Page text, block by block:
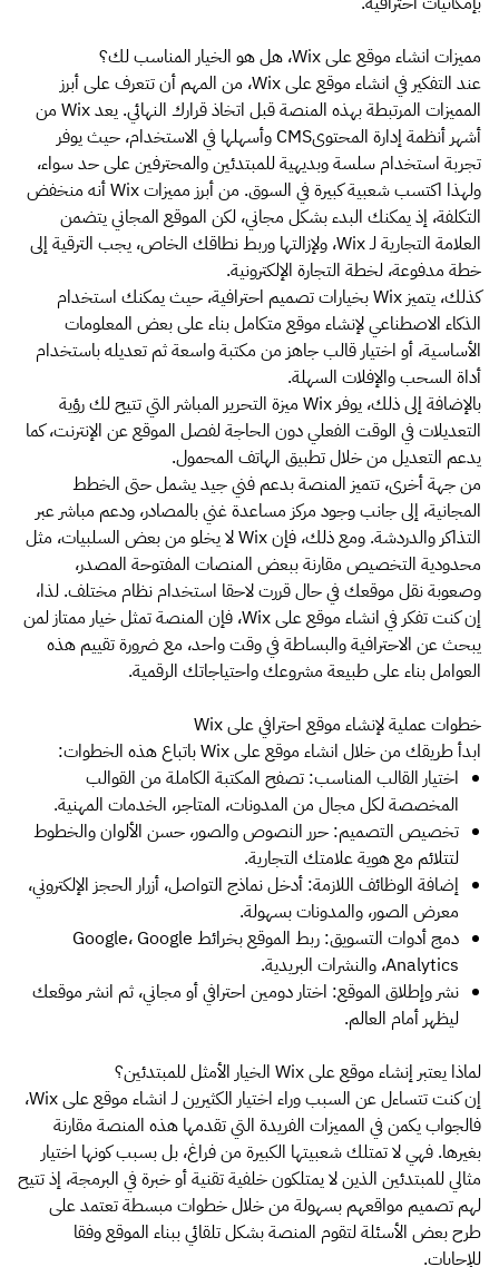
مميزات انشاء موقع على Wix، هل هو الخيار المناسب لك؟
عند التفكير في انشاء موقع على Wix، من المهم أن تتعرف على أبرز
المميزات المرتبطة بهذه المنصة قبل اتخاذ قرارك النهائي. يعد Wix من
أشهر أنظمة إدارة المحتوىCMS وأسهلها في الاستخدام، حيث يوفر
تجربة استخدام سلسة وبديهية للمبتدئين والمحترفين على حد سواء،
ولهذا اكتسب شعبية كبيرة في السوق. من أبرز مميزات Wix أنه منخفض
التكلفة، إذ يمكنك البدء بشكل مجاني، لكن الموقع المجاني يتضمن
العلامة التجارية لـ Wix، ولإزالتها وربط نطاقك الخاص، يجب الترقية إلى
خطة مدفوعة، لخطة التجارة الإلكترونية.
كذلك، يتميز Wix بخيارات تصميم احترافية، حيث يمكنك استخدام
الذكاء الاصطناعي لإنشاء موقع متكامل بناء على بعض المعلومات
الأساسية، أو اختيار قالب جاهز من مكتبة واسعة ثم تعديله باستخدام
أداة السحب والإفلات السهلة.
بالإضافة إلى ذلك، يوفر Wix ميزة التحرير المباشر التي تتيح لك رؤية
التعديلات في الوقت الفعلي دون الحاجة لفصل الموقع عن الإنترنت، كما
يدعم التعديل من خلال تطبيق الهاتف المحمول.
من جهة أخرى، تتميز المنصة بدعم فني جيد يشمل حتى الخطط
المجانية، إلى جانب وجود مركز مساعدة غني بالمصادر، ودعم مباشر عبر
التذاكر والدردشة. ومع ذلك، فإن Wix لا يخلو من بعض السلبيات، مثل
محدودية التخصيص مقارنة ببعض المنصات المفتوحة المصدر،
وصعوبة نقل موقعك في حال قررت لاحقا استخدام نظام مختلف. لذا،
إن كنت تفكر في انشاء موقع على Wix، فإن المنصة تمثل خيار ممتاز لمن
يبحث عن الاحترافية والبساطة في وقت واحد، مع ضرورة تقييم هذه
العوامل بناء على طبيعة مشروعك واحتياجاتك الرقمية.
خطوات عملية لإنشاء موقع احترافي على Wix
ابدأ طريقك من خلال انشاء موقع على Wix باتباع هذه الخطوات:
اختيار القالب المناسب: تصفح المكتبة الكاملة من القوالب
المخصصة لكل مجال من المدونات، المتاجر، الخدمات المهنية.
تخصيص التصميم: حرر النصوص والصور، حسن الألوان والخطوط
لتتلائم مع هوية علامتك التجارية.
إضافة الوظائف اللازمة: أدخل نماذج التواصل، أزرار الحجز الإلكتروني،
معرض الصور، والمدونات بسهولة.
دمج أدوات التسويق: ربط الموقع بخرائط Google، Google
Analytics، والنشرات البريدية.
نشر وإطلاق الموقع: اختار دومين احترافي أو مجاني، ثم انشر موقعك
ليظهر أمام العالم.
لماذا يعتبر إنشاء موقع على Wix الخيار الأمثل للمبتدئين؟
إن كنت تتساءل عن السبب وراء اختيار الكثيرين لـ انشاء موقع على Wix،
فالجواب يكمن في المميزات الفريدة التي تقدمها هذه المنصة مقارنة
بغيرها. فهي لا تمتلك شعبيتها الكبيرة من فراغ، بل بسبب كونها اختيار
مثالي للمبتدئين الذين لا يمتلكون خلفية تقنية أو خبرة في البرمجة، إذ تتيح
لهم تصميم مواقعهم بسهولة من خلال خطوات مبسطة تعتمد على
طرح بعض الأسئلة لتقوم المنصة بشكل تلقائي ببناء الموقع وفقا
للإجابات.